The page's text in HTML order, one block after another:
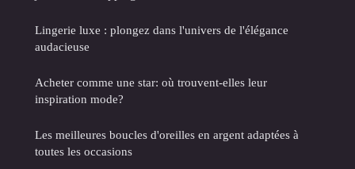
Lingerie luxe : plongez dans l'univers de l'élégance
audacieuse
Acheter comme une star: où trouvent-elles leur
inspiration mode?
Les meilleures boucles d'oreilles en argent adaptées à
toutes les occasions